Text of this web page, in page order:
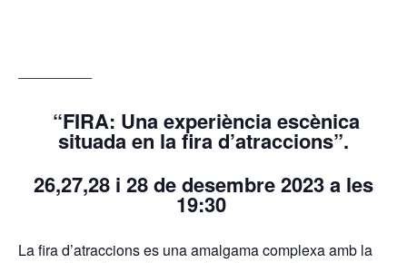
“FIRA: Una experiència escènica
situada en la fira d’atraccions”.
26,27,28 i 28 de desembre 2023 a les
19:30
La fira d’atraccions es una amalgama complexa amb la